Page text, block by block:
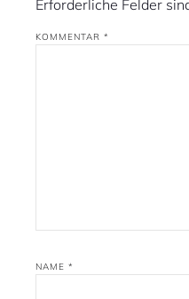
Erforderliche Felder
KOMMENTAR *
NAME *